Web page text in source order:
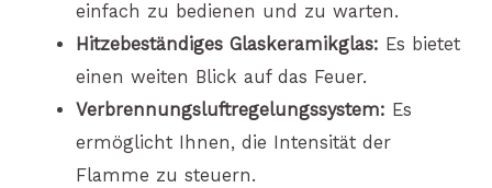
einfach zu bedienen und zu warten.
Hitzebeständiges Glaskeramikglas: Es bietet
einen weiten Blick auf das Feuer.
Verbrennungsluftregelungssystem: Es
ermöglicht Ihnen, die Intensität der
Flamme zu steuern.